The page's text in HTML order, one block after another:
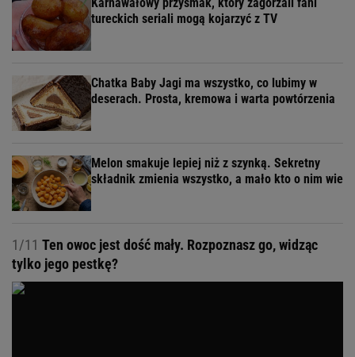
Karnawałowy przysmak, który zagorzali fani
tureckich seriali mogą kojarzyć z TV
Chatka Baby Jagi ma wszystko, co lubimy w
deserach. Prosta, kremowa i warta powtórzenia
Melon smakuje lepiej niż z szynką. Sekretny
składnik zmienia wszystko, a mało kto o nim wie
1/11 Ten owoc jest dość mały. Rozpoznasz go, widząc
tylko jego pestkę?